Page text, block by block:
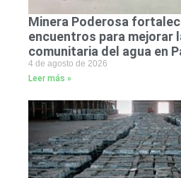
Minera Poderosa
encuentros para mejorar
comunitaria del agua en
4 de agosto de 2026
Leer más »